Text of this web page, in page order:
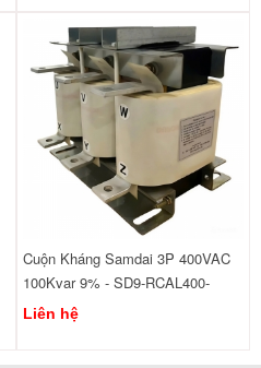
Cuộn Kháng Samdai 3P 400VAC
100Kvar 9% - SD9-RCAL400-
440/100
Liên hệ